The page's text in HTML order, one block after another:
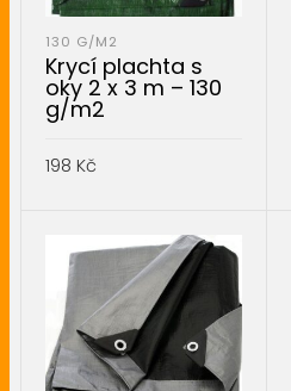
130 G/M2
Krycí plachta s
oky 2 x 3 m – 130
g/m2
198 Kč